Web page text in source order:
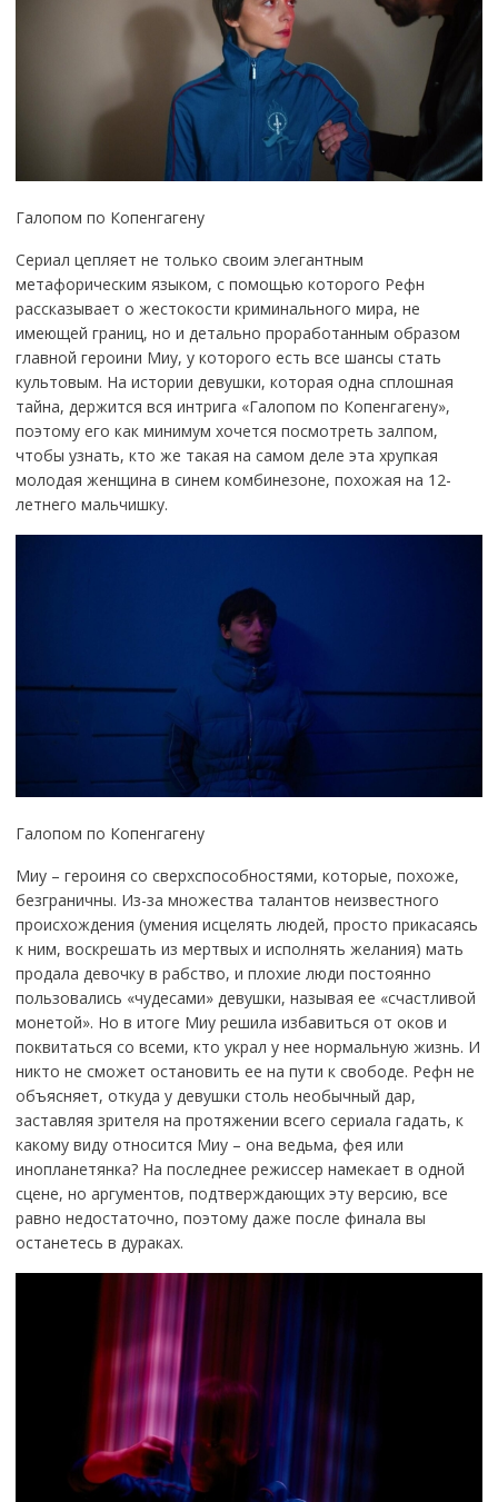
Галопом по Копенгагену
Сериал цепляет не только своим элегантным
метафорическим языком, с помощью которого Рефн
рассказывает о жестокости криминального мира, не
имеющей границ, но и детально проработанным образом
главной героини Миу, у которого есть все шансы стать
культовым. На истории девушки, которая одна сплошная
тайна, держится вся интрига «Галопом по Копенгагену»,
поэтому его как минимум хочется посмотреть залпом,
чтобы узнать, кто же такая на самом деле эта хрупкая
молодая женщина в синем комбинезоне, похожая на 12-
летнего мальчишку.
Галопом по Копенгагену
Миу – героиня со сверхспособностями, которые, похоже,
безграничны. Из-за множества талантов неизвестного
происхождения (умения исцелять людей, просто прикасаясь
к ним, воскрешать из мертвых и исполнять желания) мать
продала девочку в рабство, и плохие люди постоянно
пользовались «чудесами» девушки, называя ее «счастливой
монетой». Но в итоге Миу решила избавиться от оков и
поквитаться со всеми, кто украл у нее нормальную жизнь. И
никто не сможет остановить ее на пути к свободе. Рефн не
объясняет, откуда у девушки столь необычный дар,
заставляя зрителя на протяжении всего сериала гадать, к
какому виду относится Миу – она ведьма, фея или
инопланетянка? На последнее режиссер намекает в одной
сцене, но аргументов, подтверждающих эту версию, все
равно недостаточно, поэтому даже после финала вы
останетесь в дураках.